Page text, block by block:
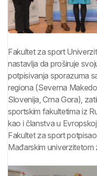
Fakultet za sport Univer
nastavlja da proširuje
potpisivanja sporazuma
regiona (Severna
Slovenija, Crna Gora),
sportskim fakultetima iz
kao i članstva u
Fakultet za sport
Mađarskim univerzitetom